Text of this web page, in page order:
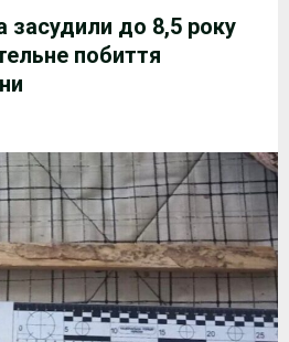
засудили до 8,5 року
побиття